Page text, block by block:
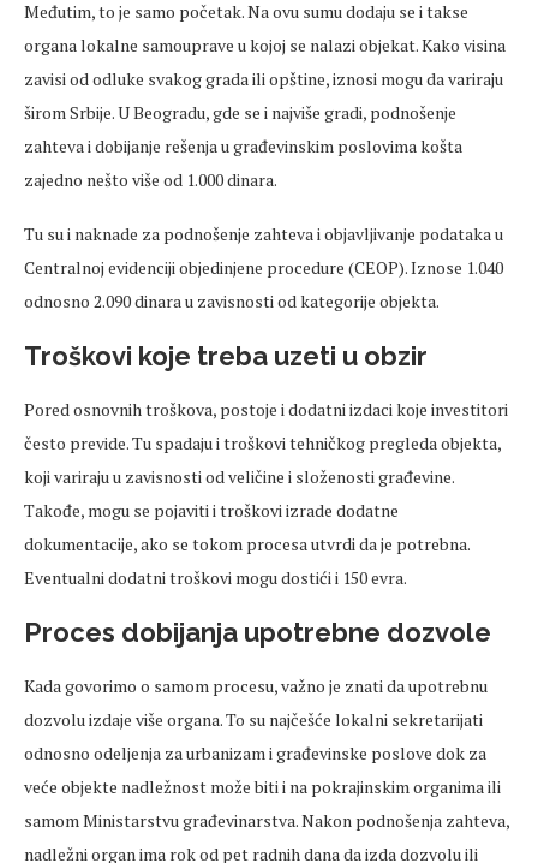
Međutim, to je samo početak. Na ovu sumu dodaju se i takse
organa lokalne samouprave u kojoj se nalazi objekat. Kako visina
zavisi od odluke svakog grada ili opštine, iznosi mogu da variraju
širom Srbije. U Beogradu, gde se i najviše gradi, podnošenje
zahteva i dobijanje rešenja u građevinskim poslovima košta
zajedno nešto više od 1.000 dinara.
Tu su i naknade za podnošenje zahteva i objavljivanje podataka u
Centralnoj evidenciji objedinjene procedure (CEOP). Iznose 1.040
odnosno 2.090 dinara u zavisnosti od kategorije objekta.
Troškovi koje treba uzeti u obzir
Pored osnovnih troškova, postoje i dodatni izdaci koje investitori
često previde. Tu spadaju i troškovi tehničkog pregleda objekta,
koji variraju u zavisnosti od veličine i složenosti građevine.
Takođe, mogu se pojaviti i troškovi izrade dodatne
dokumentacije, ako se tokom procesa utvrdi da je potrebna.
Eventualni dodatni troškovi mogu dostići i 150 evra.
Proces dobijanja upotrebne dozvole
Kada govorimo o samom procesu, važno je znati da upotrebnu
dozvolu izdaje više organa. To su najčešće lokalni sekretarijati
odnosno odeljenja za urbanizam i građevinske poslove dok za
veće objekte nadležnost može biti i na pokrajinskim organima ili
samom Ministarstvu građevinarstva. Nakon podnošenja zahteva,
nadležni organ ima rok od pet radnih dana da izda dozvolu ili